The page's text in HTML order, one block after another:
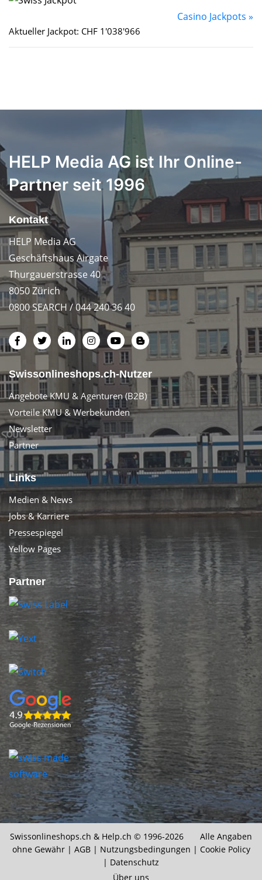
Casino Jackpots »
Aktueller Jackpot: CHF 1'038'966
HELP Media AG ist Ihr Online-
Partner seit 1996
Kontakt
HELP Media AG
Geschäftshaus Airgate
Thurgauerstrasse 40
8050 Zürich
0800 SEARCH / 044 240 36 40
Swissonlineshops.ch-Nutzer
Angebote KMU & Agenturen (B2B)
Vorteile KMU & Werbekunden
Newsletter
Partner
Links
Medien & News
Jobs & Karriere
Pressespiegel
Yellow Pages
Partner
Swissonlineshops.ch & Help.ch © 1996-2026 Alle Angaben
ohne Gewähr | AGB| Nutzungsbedingungen | Cookie Policy
| Datenschutz
Über uns